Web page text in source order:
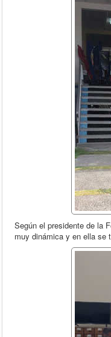
Según el presidente de la
muy dinámica y en ella se